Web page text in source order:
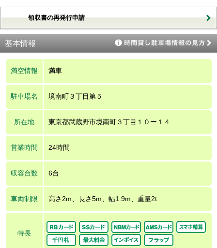
領収書の再発行申請
基本情報
満空情報 満車
駐車場名 境南町３丁目第５
所在地 東京都武蔵野市境南町３丁目１０ー１４
営業時間 24時間
収容台数 6台
車両制限 高さ2m、長さ5m、幅1.9m、重量2t
特長